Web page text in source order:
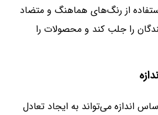
از رنگ‌های هماهنگ و متضاد
را جلب کند و محصولات را
اندازه می‌تواند به ایجاد تعادل